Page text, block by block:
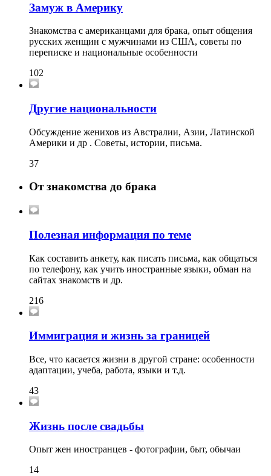
Замуж в Америку
Знакомства с американцами для брака, опыт общения
русских женщин с мужчинами из США, советы по
переписке и национальные особенности
102
Другие национальности
Обсуждение женихов из Австралии, Азии, Латинской
Америки и др . Советы, истории, письма.
37
От знакомства до брака
Полезная информация по теме
Как составить анкету, как писать письма, как общаться
по телефону, как учить иностранные языки, обман на
сайтах знакомств и др.
216
Иммиграция и жизнь за границей
Все, что касается жизни в другой стране: особенности
адаптации, учеба, работа, языки и т.д.
43
Жизнь после свадьбы
Опыт жен иностранцев - фотографии, быт, обычаи
14